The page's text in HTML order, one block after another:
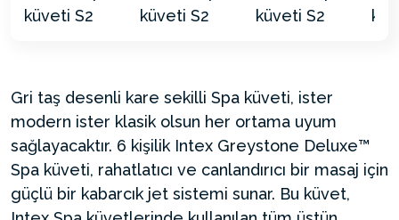
Gri taş desenli kare sekilli Spa küveti, ister
modern ister klasik olsun her ortama uyum
sağlayacaktır. 6 kişilik Intex Greystone Deluxe™
Spa küveti, rahatlatıcı ve canlandırıcı bir masaj için
güçlü bir kabarcık jet sistemi sunar. Bu küvet,